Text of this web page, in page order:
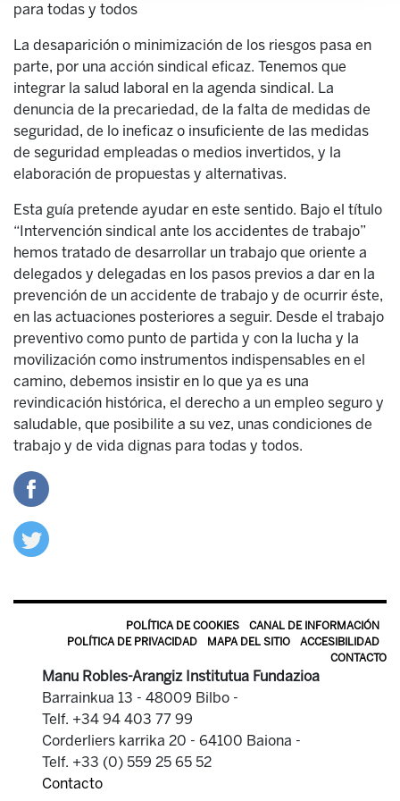
para todas y todos
La desaparición o minimización de los riesgos pasa en
parte, por una acción sindical eficaz. Tenemos que
integrar la salud laboral en la agenda sindical. La
denuncia de la precariedad, de la falta de medidas de
seguridad, de lo ineficaz o insuficiente de las medidas
de seguridad empleadas o medios invertidos, y la
elaboración de propuestas y alternativas.
Esta guía pretende ayudar en este sentido. Bajo el título
“Intervención sindical ante los accidentes de trabajo”
hemos tratado de desarrollar un trabajo que oriente a
delegados y delegadas en los pasos previos a dar en la
prevención de un accidente de trabajo y de ocurrir éste,
en las actuaciones posteriores a seguir. Desde el trabajo
preventivo como punto de partida y con la lucha y la
movilización como instrumentos indispensables en el
camino, debemos insistir en lo que ya es una
revindicación histórica, el derecho a un empleo seguro y
saludable, que posibilite a su vez, unas condiciones de
trabajo y de vida dignas para todas y todos.
POLÍTICA DE COOKIES
CANAL DE INFORMACIÓN
POLÍTICA DE PRIVACIDAD
MAPA DEL SITIO
ACCESIBILIDAD
CONTACTO
Manu Robles-Arangiz Institutua Fundazioa
Barrainkua 13 - 48009 Bilbo -
Telf. +34 94 403 77 99
Corderliers karrika 20 - 64100 Baiona -
Telf. +33 (0) 559 25 65 52
Contacto